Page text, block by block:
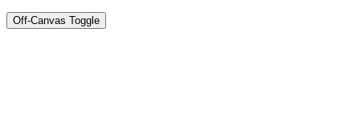
Off-Canvas Toggle